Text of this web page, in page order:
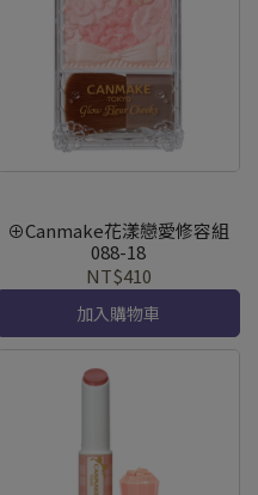
⊕Canmake花漾戀愛修容組
088-18
NT$410
加入購物車